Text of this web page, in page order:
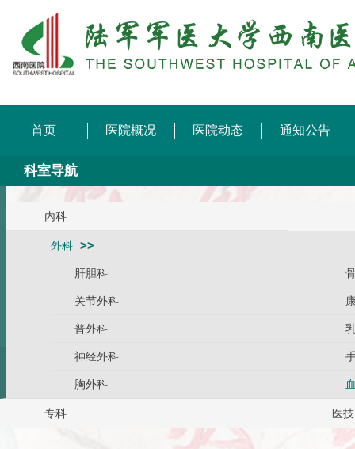
首页 医院概况 医院动态 通知公告
科室导航
内科
外科
肝胆科
关节外科
普外科
神经外科
胸外科
专科 医技